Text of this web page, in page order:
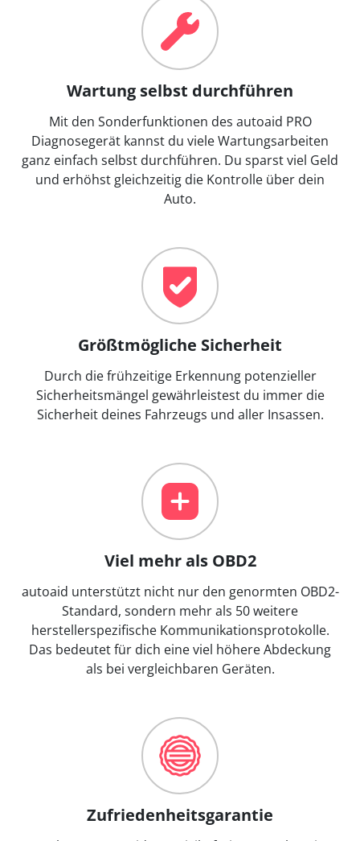
Wartung selbst durchführen
Mit den Sonderfunktionen des autoaid PRO
Diagnosegerät kannst du viele Wartungsarbeiten
ganz einfach selbst durchführen. Du sparst viel Geld
und erhöhst gleichzeitig die Kontrolle über dein
Auto.
Größtmögliche Sicherheit
Durch die frühzeitige Erkennung potenzieller
Sicherheitsmängel gewährleistest du immer die
Sicherheit deines Fahrzeugs und aller Insassen.
Viel mehr als OBD2
autoaid unterstützt nicht nur den genormten OBD2-
Standard, sondern mehr als 50 weitere
herstellerspezifische Kommunikationsprotokolle.
Das bedeutet für dich eine viel höhere Abdeckung
als bei vergleichbaren Geräten.
Zufriedenheitsgarantie